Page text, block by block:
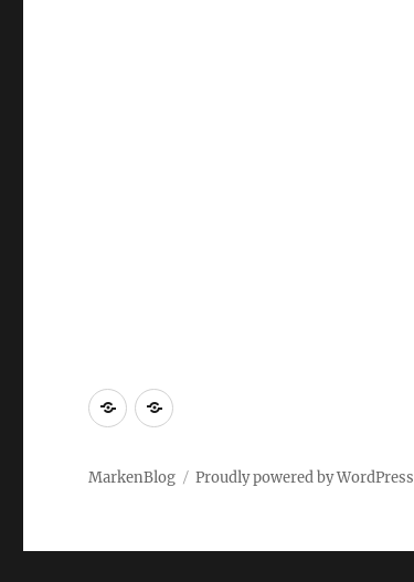
Markenrecherche
Gastbeiträge
MarkenBlog Proudly powered by WordPress